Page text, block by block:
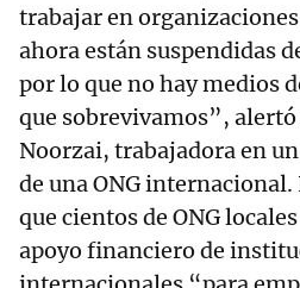
trabajar en
ahora están suspendidas
por lo que no hay medios
que sobrevivamos”, alertó
Noorzai, trabajadora en
de una ONG
que cientos de ONG
apoyo financiero de